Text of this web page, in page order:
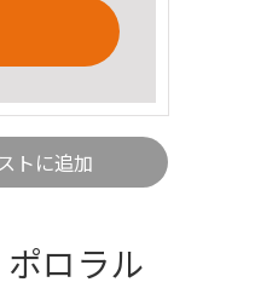
トに追加
ロラル